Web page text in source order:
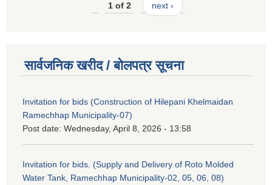
1 of 2 next ›
सार्वजनिक खरीद / बोलपत्र सूचना
Invitation for bids (Construction of Hilepani Khelmaidan
Ramechhap Municipality-07)
Post date: Wednesday, April 8, 2026 - 13:58
Invitation for bids. (Supply and Delivery of Roto Molded
Water Tank, Ramechhap Municipality-02, 05, 06, 08)